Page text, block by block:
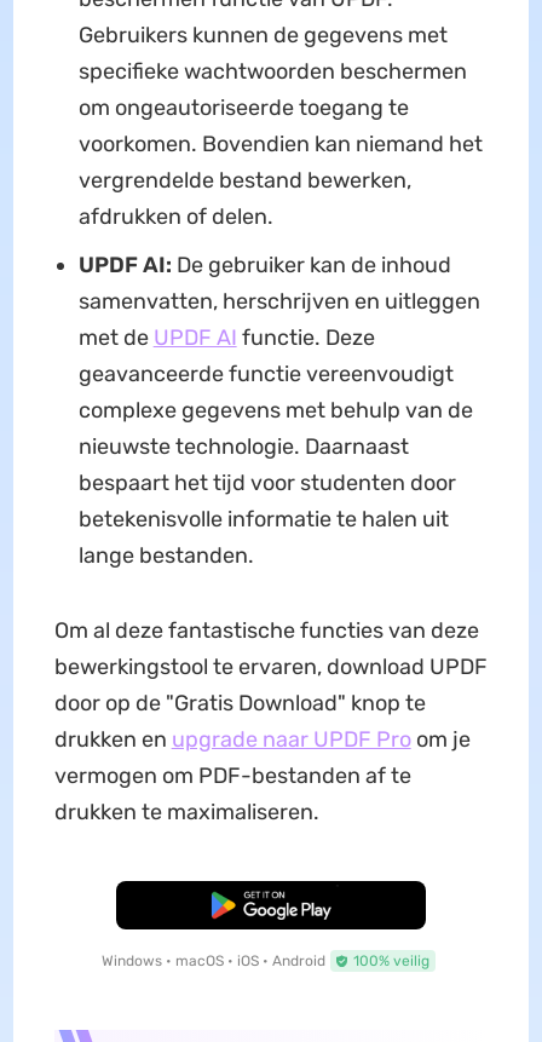
Gebruikers kunnen de gegevens met
specifieke wachtwoorden beschermen
om ongeautoriseerde toegang te
voorkomen. Bovendien kan niemand het
vergrendelde bestand bewerken,
afdrukken of delen.
UPDF AI: De gebruiker kan de inhoud
samenvatten, herschrijven en uitleggen
met de UPDF AI functie. Deze
geavanceerde functie vereenvoudigt
complexe gegevens met behulp van de
nieuwste technologie. Daarnaast
bespaart het tijd voor studenten door
betekenisvolle informatie te halen uit
lange bestanden.
Om al deze fantastische functies van deze
bewerkingstool te ervaren, download UPDF
door op de "Gratis Download" knop te
drukken en upgrade naar UPDF Proom je
vermogen om PDF-bestanden af te
drukken te maximaliseren.
Gratis Download
Windows • macOS • iOS • Android 100% veilig